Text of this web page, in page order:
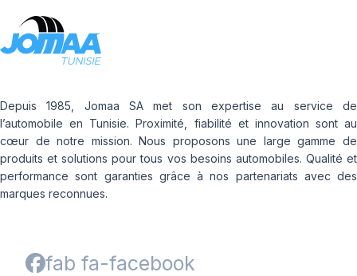
Depuis 1985, Jomaa SA met son expertise au service de
l’automobile en Tunisie. Proximité, fiabilité et innovation sont au
cœur de notre mission. Nous proposons une large gamme de
produits et solutions pour tous vos besoins automobiles. Qualité et
performance sont garanties grâce à nos partenariats avec des
marques reconnues.
fab fa-facebook